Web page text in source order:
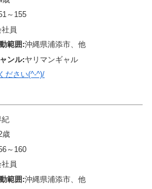
～155
社員
範囲:沖縄県浦添市、他
ンル:ヤリマンギャル
ださい(^-^)/
紀
歳
～160
社員
範囲:沖縄県浦添市、他